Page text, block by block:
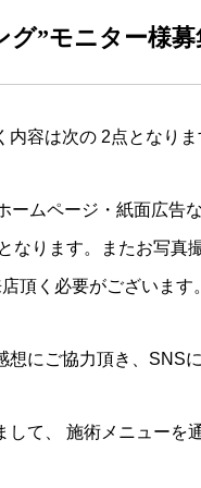
”モニター様
容は次の 2点となりま
ームページ・紙面広告
なります。またお写真
頂く必要がございます
想にご協力頂き、SNS
して、 施術メニューを